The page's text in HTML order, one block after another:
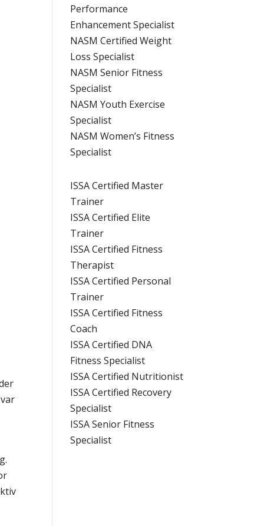
Performance
Enhancement Specialist
NASM Certified Weight
Loss Specialist
NASM Senior Fitness
Specialist
NASM Youth Exercise
Specialist
NASM Women’s Fitness
Specialist
ISSA Certified Master
Trainer
ISSA Certified Elite
Trainer
ISSA Certified Fitness
Therapist
ISSA Certified Personal
Trainer
ISSA Certified Fitness
Coach
ISSA Certified DNA
Fitness Specialist
ISSA Certified Nutritionist
ISSA Certified Recovery
Specialist
ISSA Senior Fitness
Specialist